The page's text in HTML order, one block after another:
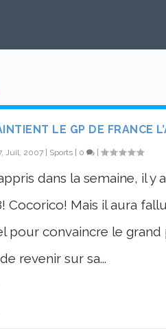
LE GP DE FRANCE
Juil, 2007| Sports| 0 |
dans la semaine, il y
Cocorico! Mais il aura
pour convaincre le grand
revenir sur sa...